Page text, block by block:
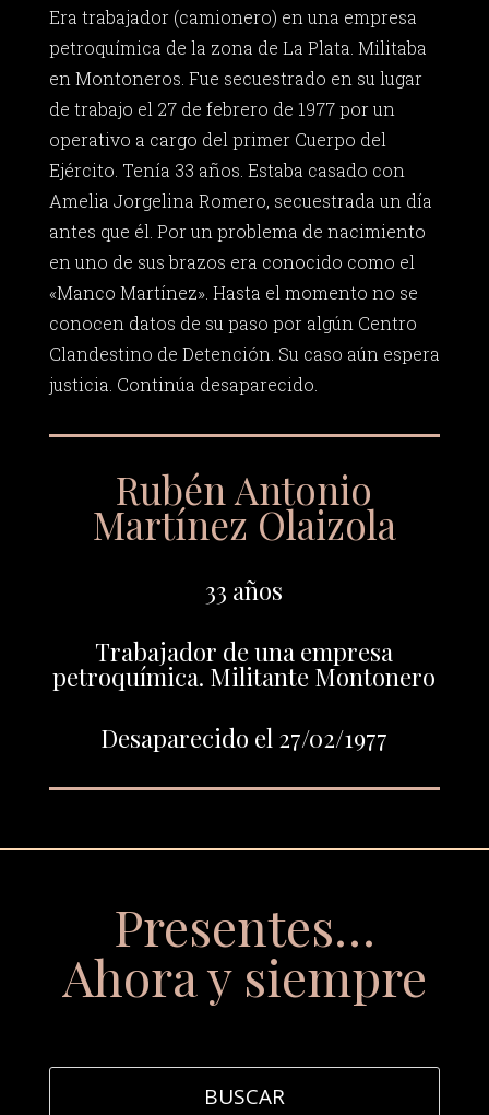
Era trabajador (camionero) en una empresa
petroquímica de la zona de La Plata. Militaba
en Montoneros. Fue secuestrado en su lugar
de trabajo el 27 de febrero de 1977 por un
operativo a cargo del primer Cuerpo del
Ejército. Tenía 33 años. Estaba casado con
Amelia Jorgelina Romero, secuestrada un día
antes que él. Por un problema de nacimiento
en uno de sus brazos era conocido como el
«Manco Martínez». Hasta el momento no se
conocen datos de su paso por algún Centro
Clandestino de Detención. Su caso aún espera
justicia. Continúa desaparecido.
Rubén Antonio
Martínez Olaizola
33 años
Trabajador de una empresa
petroquímica. Militante Montonero
Desaparecido el 27/02/1977
Presentes…
Ahora y siempre